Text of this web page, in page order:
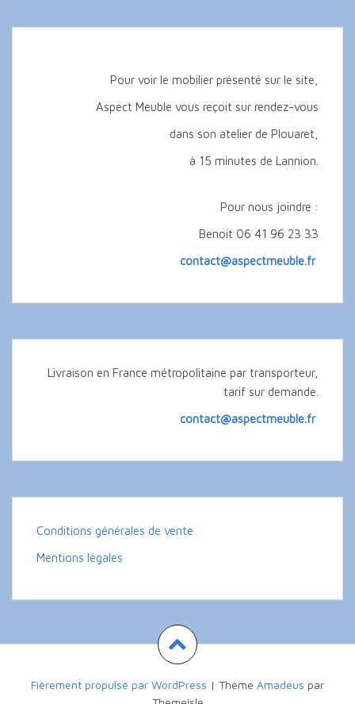
Pour voir le mobilier présenté sur le site,
Aspect Meuble vous reçoit sur rendez-vous
dans son atelier de Plouaret,
à 15 minutes de Lannion.
Pour nous joindre :
Benoit 06 41 96 23 33
contact@aspectmeuble.fr
Livraison en France métropolitaine par transporteur,
tarif sur demande.
contact@aspectmeuble.fr
Conditions générales de vente
Mentions légales
Fièrement propulsé par WordPress | Thème Amadeus par